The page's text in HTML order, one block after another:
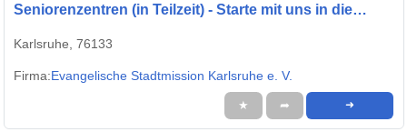
Seniorenzentren (in Teilzeit) - Starte mit uns in die
Karlsruhe, 76133
Firma:Evangelische Stadtmission Karlsruhe e. V.
★ ➦ ➜